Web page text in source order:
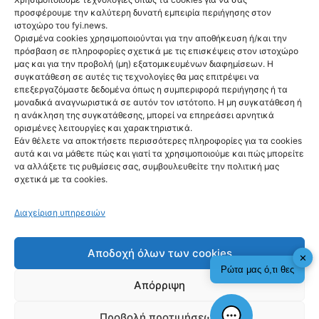
προσφέρουμε την καλύτερη δυνατή εμπειρία περιήγησης στον
ιστοχώρο του fyi.news.
Ορισμένα cookies χρησιμοποιούνται για την αποθήκευση ή/και την
πρόσβαση σε πληροφορίες σχετικά με τις επισκέψεις στον ιστοχώρο
μας και για την προβολή (μη) εξατομικευμένων διαφημίσεων. Η
συγκατάθεση σε αυτές τις τεχνολογίες θα μας επιτρέψει να
επεξεργαζόμαστε δεδομένα όπως η συμπεριφορά περιήγησης ή τα
μοναδικά αναγνωριστικά σε αυτόν τον ιστότοπο. Η μη συγκατάθεση ή
η ανάκληση της συγκατάθεσης, μπορεί να επηρεάσει αρνητικά
ορισμένες λειτουργίες και χαρακτηριστικά.
Εάν θέλετε να αποκτήσετε περισσότερες πληροφορίες για τα cookies
αυτά και να μάθετε πώς και γιατί τα χρησιμοποιούμε και πώς μπορείτε
να αλλάξετε τις ρυθμίσεις σας, συμβουλευθείτε την πολιτική μας
σχετικά με τα cookies.
Διαχείριση υπηρεσιών
Αποδοχή όλων των cookies
Απόρριψη
Ακολούθησέ μας
Newsletter
Sign me up!
✕
Ρώτα μας ό,τι θες